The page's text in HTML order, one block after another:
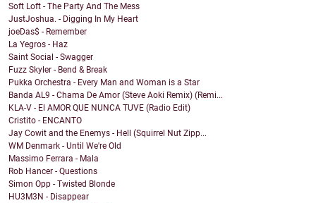
Soft Loft - The Party And The Mess
JustJoshua. - Digging In My Heart
joeDas$ - Remember
La Yegros - Haz
Saint Social - Swagger
Fuzz Skyler - Bend & Break
Pukka Orchestra - Every Man and Woman is a Star
Banda AL9 - Chama De Amor (Steve Aoki Remix) (Remi...
KLA-V - El AMOR QUE NUNCA TUVE (Radio Edit)
Cristito - ENCANTO
Jay Cowit and the Enemys - Hell (Squirrel Nut Zipp...
WM Denmark - Until We're Old
Massimo Ferrara - Mala
Rob Hancer - Questions
Simon Opp - Twisted Blonde
HU3M3N - Disappear